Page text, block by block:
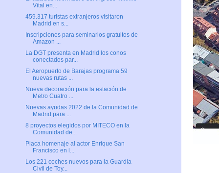
Vital en...
459.317 turistas extranjeros visitaron
Madrid en s...
Inscripciones para seminarios gratuitos de
Amazon ...
La DGT presenta en Madrid los conos
conectados par...
El Aeropuerto de Barajas programa 59
nuevas rutas ...
Nueva decoración para la estación de
Metro Cuatro ...
Nuevas ayudas 2022 de la Comunidad de
Madrid para ...
8 proyectos elegidos por MITECO en la
Comunidad de...
Placa homenaje al actor Enrique San
Francisco en l...
Los 221 coches nuevos para la Guardia
Civil de Toy...